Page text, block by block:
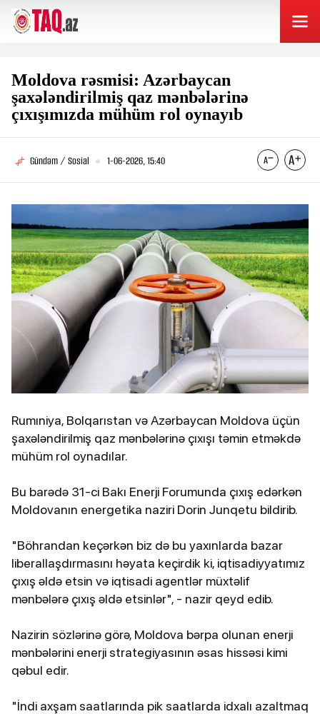
Moldova rəsmisi: Azərbaycan
şaxələndirilmiş qaz mənbələrinə
çıxışımızda mühüm rol oynayıb
Gündəm / Sosial 1-06-2026, 15:40
Rumıniya, Bolqarıstan və Azərbaycan Moldova üçün
şaxələndirilmiş qaz mənbələrinə çıxışı təmin etməkdə
mühüm rol oynadılar.
Bu barədə 31-ci Bakı Enerji Forumunda çıxış edərkən
Moldovanın energetika naziri Dorin Junqetu bildirib.
"Böhrandan keçərkən biz də bu yaxınlarda bazar
liberallaşdırmasını həyata keçirdik ki, iqtisadiyyatımız
çıxış əldə etsin və iqtisadi agentlər müxtəlif
mənbələrə çıxış əldə etsinlər", - nazir qeyd edib.
Nazirin sözlərinə görə, Moldova bərpa olunan enerji
mənbələrini enerji strategiyasının əsas hissəsi kimi
qəbul edir.
"İndi axşam saatlarında pik saatlarda idxalı azaltmaq